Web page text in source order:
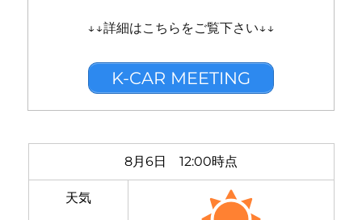
↓↓詳細はこちらをご覧下さい↓↓
K-CAR MEETING
8月6日 12:00時点
天気